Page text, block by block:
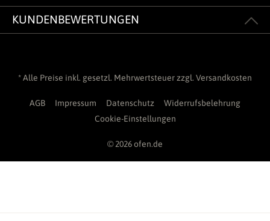
KUNDENBEWERTUNGEN
* Alle Preise inkl. gesetzl. Mehrwertsteuer zzgl. Versandkosten
AGB Impressum Datenschutz
Widerrufsbelehrung
Cookie-Einstellungen
© 2026 ofen.de